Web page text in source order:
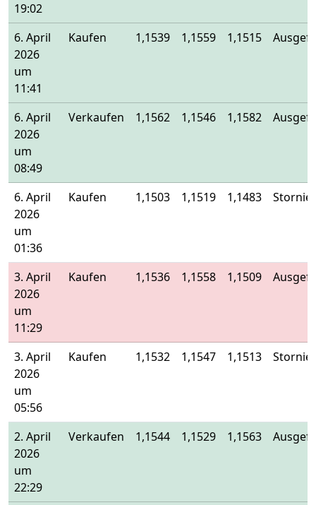
19:02
6. April
2026
um
11:41
Kaufen 1,1539 1,1559 1,1515
6. April
2026
um
08:49
Verkaufen 1,1562 1,1546 1,1582
6. April
2026
um
01:36
Kaufen 1,1503 1,1519 1,1483
3. April
2026
um
11:29
Kaufen 1,1536 1,1558 1,1509
3. April
2026
um
05:56
Kaufen 1,1532 1,1547 1,1513
2. April
2026
um
22:29
Verkaufen 1,1544 1,1529 1,1563